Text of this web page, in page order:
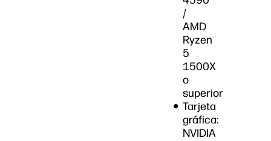
/
AMD
Ryzen
5
1500X
o
superior
Tarjeta
gráfica:
NVIDIA